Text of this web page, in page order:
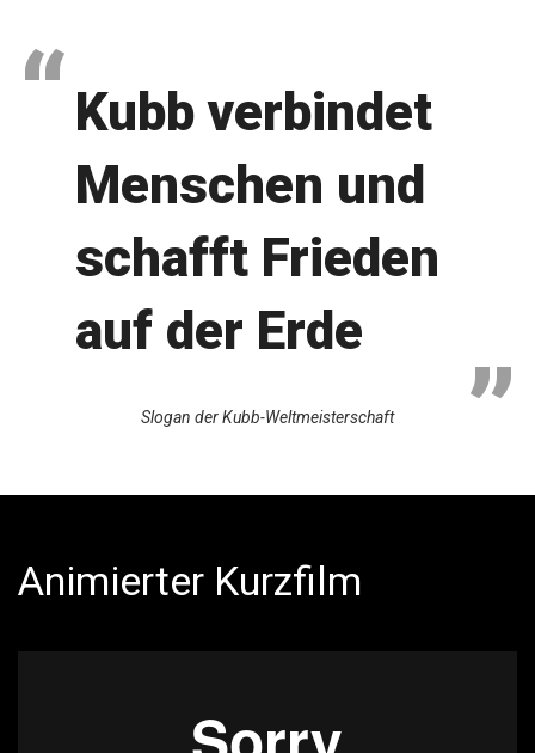
Kubb verbindet
Menschen und
schafft Frieden
auf der Erde
Slogan der Kubb-Weltmeisterschaft
Animierter Kurzfilm